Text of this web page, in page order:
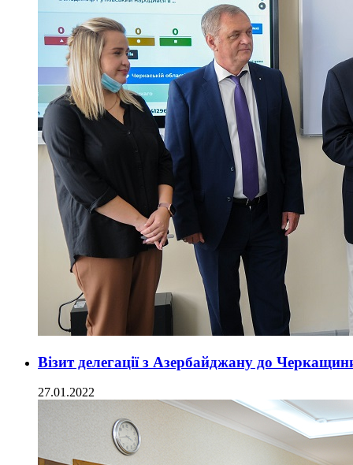
Візит делегації з Азербайджану до
27.01.2022